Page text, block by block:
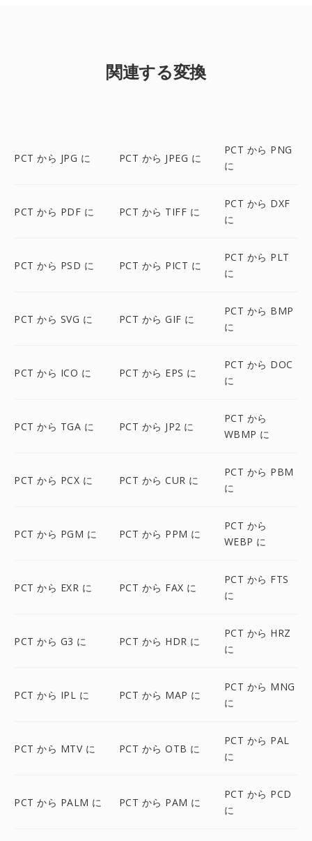
関連する変換
PCT から JPG に PCT から JPEG に
PCT から PNG
に
PCT から PDF に PCT から TIFF に
PCT から DXF
に
PCT から PSD に PCT から PICT に
PCT から PLT
に
PCT から SVG に PCT から GIF に
PCT から BMP
に
PCT から ICO に PCT から EPS に
PCT から DOC
に
PCT から TGA に PCT から JP2 に
PCT から
WBMP に
PCT から PCX に PCT から CUR に
PCT から PBM
に
PCT から PGM に PCT から PPM に
PCT から
WEBP に
PCT から EXR に PCT から FAX に
PCT から FTS
に
PCT から G3 に PCT から HDR に
PCT から HRZ
に
PCT から IPL に PCT から MAP に
PCT から MNG
に
PCT から MTV に PCT から OTB に
PCT から PAL
に
PCT から PALM に PCT から PAM に
PCT から PCD
に